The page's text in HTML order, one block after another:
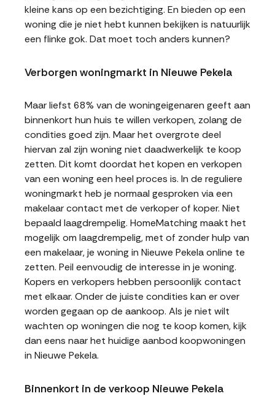
kleine kans op een bezichtiging. En bieden op een
woning die je niet hebt kunnen bekijken is natuurlijk
een flinke gok. Dat moet toch anders kunnen?
Verborgen woningmarkt in Nieuwe Pekela
Maar liefst 68% van de woningeigenaren geeft aan
binnenkort hun huis te willen verkopen, zolang de
condities goed zijn. Maar het overgrote deel
hiervan zal zijn woning niet daadwerkelijk te koop
zetten. Dit komt doordat het kopen en verkopen
van een woning een heel proces is. In de reguliere
woningmarkt heb je normaal gesproken via een
makelaar contact met de verkoper of koper. Niet
bepaald laagdrempelig. HomeMatching maakt het
mogelijk om laagdrempelig, met of zonder hulp van
een makelaar, je woning in Nieuwe Pekela online te
zetten. Peil eenvoudig de interesse in je woning.
Kopers en verkopers hebben persoonlijk contact
met elkaar. Onder de juiste condities kan er over
worden gegaan op de aankoop. Als je niet wilt
wachten op woningen die nog te koop komen, kijk
dan eens naar het huidige aanbod koopwoningen
in Nieuwe Pekela.
Binnenkort in de verkoop Nieuwe Pekela